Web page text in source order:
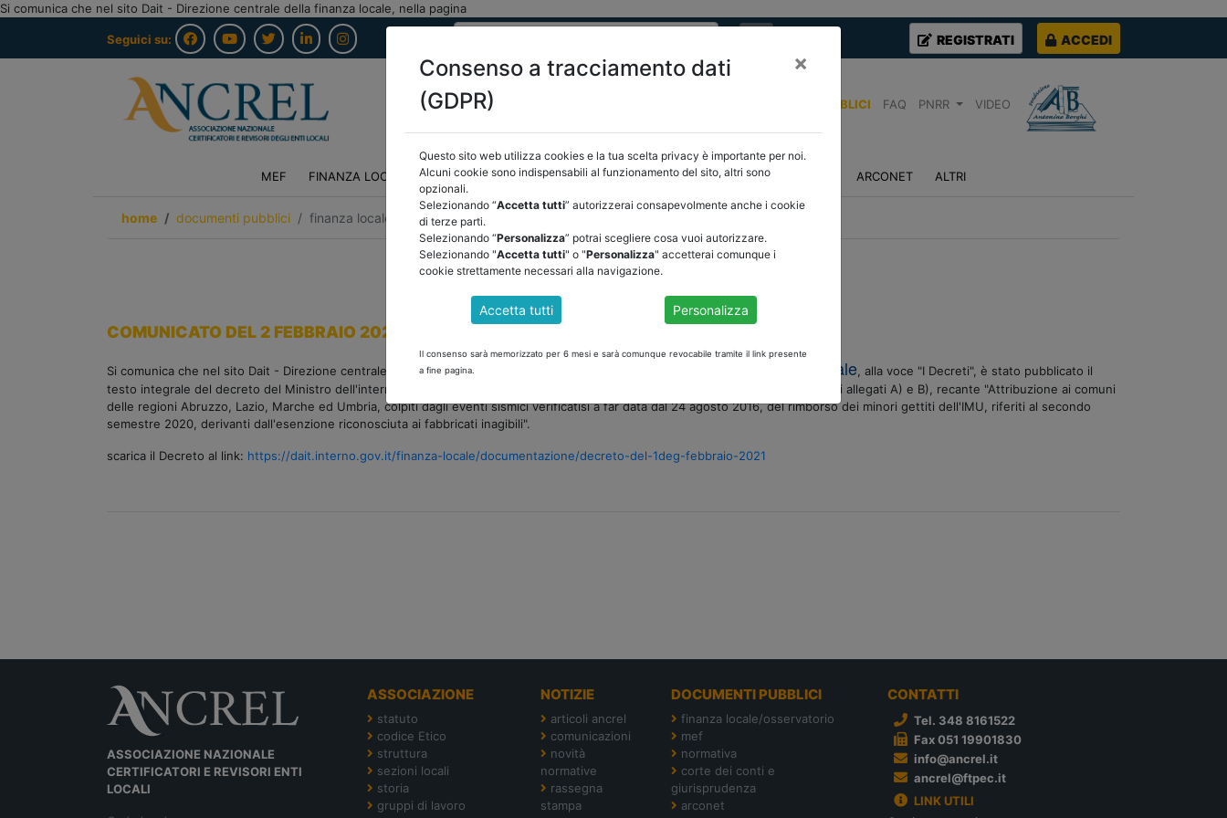
Si comunica che nel sito Dait - Direzione centrale della finanza locale, nella pagina
Seguici su: REGISTRATI ACCEDI
DOCUMENTI PUBBLICI FAQ PNRR VIDEO
MEF FINANZA LOCALE/OSSERVATORIO NORMATIVA CORTE DEI CONTI E GIURISPRUDENZA ARCONET ALTRI
home documenti pubblici finanza locale/osservatorio/
DOCUMENTI PUBBLICI
COMUNICATO DEL 2 FEBBRAIO 2021
Si comunica che nel sito Dait - Direzione centrale della finanza locale, nella pagina https://dait.interno.gov.it/fìnanza-locale , alla voce "I Decreti", è stato pubblicato il
testo integrale del decreto del Ministro dell'interno e del Ministro dell'economia e delle finanze del 1° febbraio 2021, con i relativi allegati A) e B), recante "Attribuzione ai comuni
delle regioni Abruzzo, Lazio, Marche ed Umbria, colpiti dagli eventi sismici verificatisi a far data dal 24 agosto 2016, del rimborso dei minori gettiti dell'IMU, riferiti al secondo
semestre 2020, derivanti dall'esenzione riconosciuta ai fabbricati inagibili".
scarica il Decreto al link: https://dait.interno.gov.it/finanza-locale/documentazione/decreto-del-1deg-febbraio-2021
ASSOCIAZIONE NAZIONALE
CERTIFICATORI E REVISORI ENTI
LOCALI
ASSOCIAZIONE
statuto
codice Etico
struttura
sezioni locali
storia
gruppi di lavoro
NOTIZIE
articoli ancrel
comunicazioni
novità
normative
rassegna
stampa
DOCUMENTI PUBBLICI
finanza locale/osservatorio
mef
normativa
corte dei conti e
giurisprudenza
arconet
CONTATTI
Tel. 348 8161522
Fax 051 19901830
info@ancrel.it
ancrel@ftpec.it
LINK UTILI
Consenso a tracciamento dati
(GDPR)
×
Questo sito web utilizza cookies e la tua scelta privacy è importante per noi.
Alcuni cookie sono indispensabili al funzionamento del sito, altri sono
opzionali.
Selezionando “Accetta tutti” autorizzerai consapevolmente anche i cookie
di terze parti.
Selezionando “Personalizza” potrai scegliere cosa vuoi autorizzare.
Selezionando "Accetta tutti" o "Personalizza" accetterai comunque i
cookie strettamente necessari alla navigazione.
Accetta tutti Personalizza
Il consenso sarà memorizzato per 6 mesi e sarà comunque revocabile tramite il link presente
a fine pagina.